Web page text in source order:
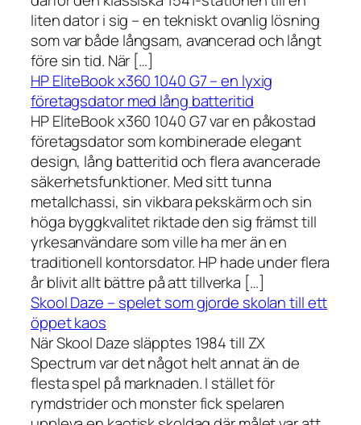
liten dator i sig – en tekniskt ovanlig lösning
som var både långsam, avancerad och långt
före sin tid. När […]
HP EliteBook x360 1040 G7 – en lyxig
företagsdator med lång batteritid
HP EliteBook x360 1040 G7 var en påkostad
företagsdator som kombinerade elegant
design, lång batteritid och flera avancerade
säkerhetsfunktioner. Med sitt tunna
metallchassi, sin vikbara pekskärm och sin
höga byggkvalitet riktade den sig främst till
yrkesanvändare som ville ha mer än en
traditionell kontorsdator. HP hade under flera
år blivit allt bättre på att tillverka […]
Skool Daze – spelet som gjorde skolan till ett
öppet kaos
När Skool Daze släpptes 1984 till ZX
Spectrum var det något helt annat än de
flesta spel på marknaden. I stället för
rymdstrider och monster fick spelaren